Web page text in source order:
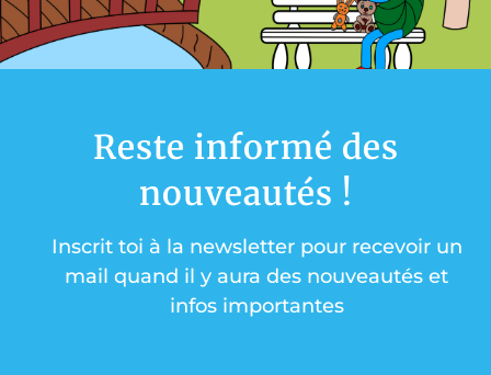
Reste informé des
nouveautés !
Inscrit toi à la newsletter pour recevoir un
mail quand il y aura des nouveautés et
infos importantes